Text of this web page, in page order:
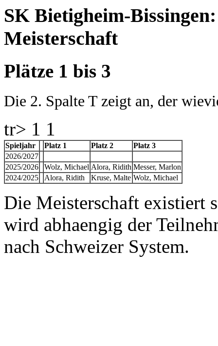
SK Bietigheim-
Meisterschaft
Plätze 1 bis 3
Die 2. Spalte T zeigt an, der
tr> 1 1
Spieljahr Platz 1 Platz 2
Platz 3
2026/2027
2025/2026
Wolz, Michael Alora, Ridith Messer, Marlon
2024/2025
Alora, Ridith Kruse, Malte Wolz, Michael
Die Meisterschaft existiert
wird abhaengig der
nach Schweizer System.